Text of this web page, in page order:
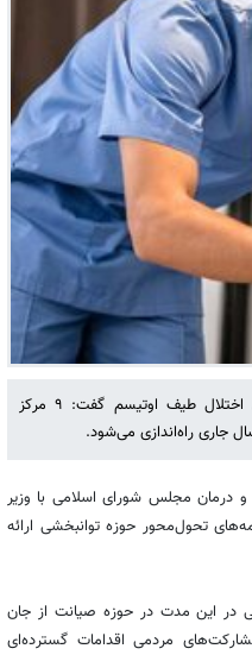
رئیس سازمان بهزیستی کشور با اشاره به توسعه خدمات ویژه افراد دارای اختلال طیف اوتیسم گفت: ۹ مرکز
مجلس شورای اسلامی با وزیر
تحول‌محور حوزه توانبخشی ارائه
در این مدت در حوزه صیانت از جان
مردمی اقدامات گسترده‌ای